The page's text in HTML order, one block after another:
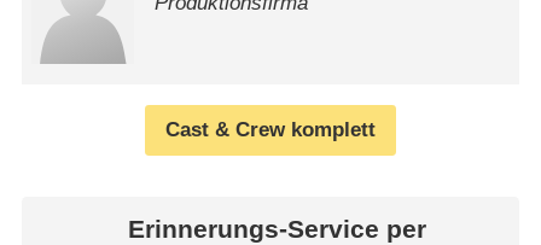
Cast & Crew komplett
Erinnerungs-Service per